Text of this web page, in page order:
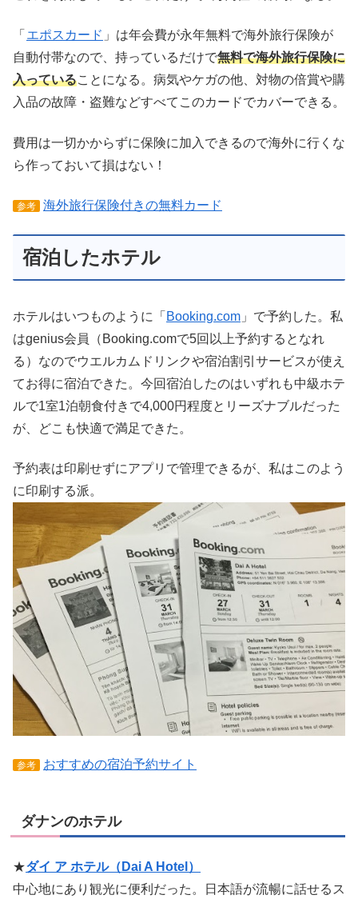
「 エポスカード 」は年会費が永年無料で海外旅行保険が
自動付帯なので、持っているだけで無料で海外旅行保険に
入っていることになる。病気やケガの他、対物の倍賞や購
入品の故障・盗難などすべてこのカードでカバーできる。
費用は一切かからずに保険に加入できるので海外に行くな
ら作っておいて損はない！
参考 海外旅行保険付きの無料カード
宿泊したホテル
ホテルはいつものように「 Booking.com 」で予約した。私
はgenius会員（Booking.comで5回以上予約するとなれ
る）なのでウエルカムドリンクや宿泊割引サービスが使え
てお得に宿泊できた。今回宿泊したのはいずれも中級ホテ
ルで1室1泊朝食付きで4,000円程度とリーズナブルだった
が、どこも快適で満足できた。
予約表は印刷せずにアプリで管理できるが、私はこのよう
に印刷する派。
参考 おすすめの宿泊予約サイト
ダナンのホテル
★ダイ ア ホテル（Dai A Hotel）
中心地にあり観光に便利だった。日本語が流暢に話せるス